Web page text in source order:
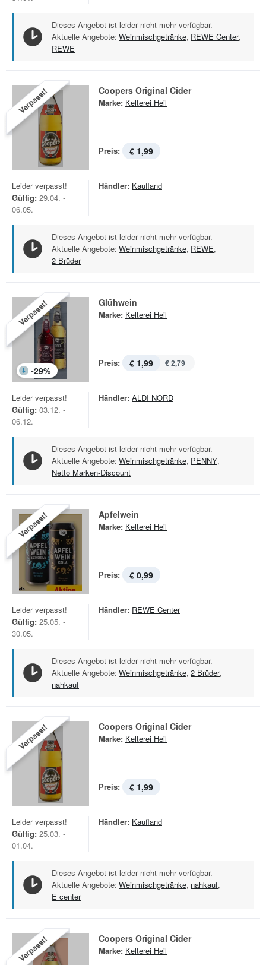
Dieses Angebot ist leider nicht mehr verfügbar.
Aktuelle Angebote: Weinmischgetränke, REWE Center,
REWE
Verpasst! Coopers Original Cider
Marke: Kelterei Heil
Preis: € 1,99
Leider verpasst!
Gültig: 29.04. -
06.05.
Händler: Kaufland
Dieses Angebot ist leider nicht mehr verfügbar.
Aktuelle Angebote: Weinmischgetränke, REWE,
2 Brüder
Verpasst!
-29%
Glühwein
Marke: Kelterei Heil
Preis: € 1,99 € 2,79
Leider verpasst!
Gültig: 03.12. -
06.12.
Händler: ALDI NORD
Dieses Angebot ist leider nicht mehr verfügbar.
Aktuelle Angebote: Weinmischgetränke, PENNY,
Netto Marken-Discount
Verpasst! Apfelwein
Marke: Kelterei Heil
Preis: € 0,99
Leider verpasst!
Gültig: 25.05. -
30.05.
Händler: REWE Center
Dieses Angebot ist leider nicht mehr verfügbar.
Aktuelle Angebote: Weinmischgetränke, 2 Brüder,
nahkauf
Verpasst! Coopers Original Cider
Marke: Kelterei Heil
Preis: € 1,99
Leider verpasst!
Gültig: 25.03. -
01.04.
Händler: Kaufland
Dieses Angebot ist leider nicht mehr verfügbar.
Aktuelle Angebote: Weinmischgetränke, nahkauf,
E center
Verpasst! Coopers Original Cider
Marke: Kelterei Heil